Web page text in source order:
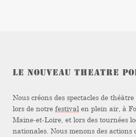
LE NOUVEAU THEATRE
Nous créons des spectacles de
lors de notre festival en plein air, à
Maine-et-Loire, et lors des tournées
nationales. Nous menons des actions